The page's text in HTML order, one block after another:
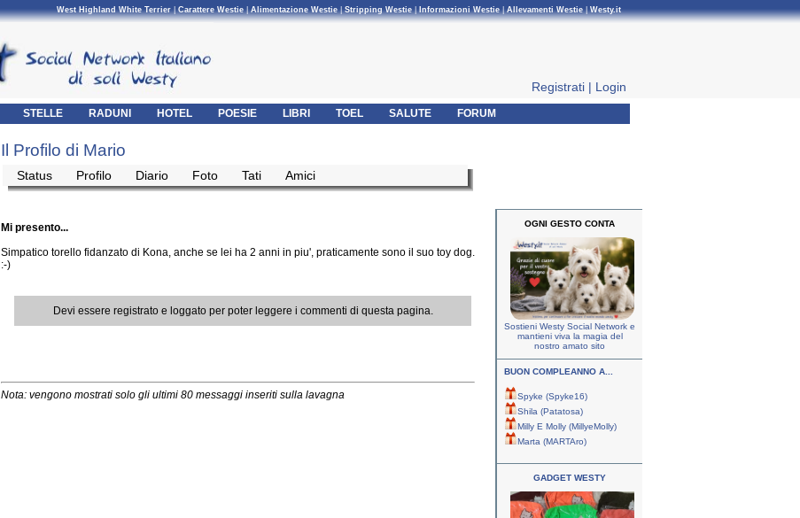
West Highland White Terrier|Carattere Westie|Alimentazione Westie|Stripping Westie| Informazioni Westie|Allevamenti Westie|Westy.it
Registrati | Login
STELLE RADUNI HOTEL POESIE LIBRI TOEL SALUTE FORUM
Il Profilo di Mario
Status Profilo Diario Foto Tati Amici
Mi presento...
Simpatico torello fidanzato di Kona, anche se lei ha 2 anni in piu', praticamente sono il suo toy dog.
:-)
Devi essere registrato e loggato per poter leggere i commenti di questa pagina.
Nota: vengono mostrati solo gli ultimi 80 messaggi inseriti sulla lavagna
OGNI GESTO CONTA
Sostieni Westy Social Network e
mantieni viva la magia del
nostro amato sito
BUON COMPLEANNO A...
Spyke (Spyke16)
Shila (Patatosa)
Milly E Molly (MillyeMolly)
Marta (MARTAro)
GADGET WESTY